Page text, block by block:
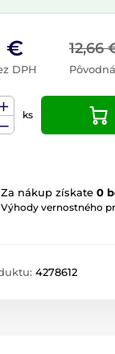
12,66
€
DPH
ks
Za nákup získate 0
Výhody vernostného
4278612